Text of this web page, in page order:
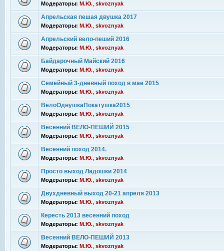
Модераторы: М.Ю. skvoznyak
Апрельская пешая двушка 2017
Модераторы: М.Ю. skvoznyak
Апрельский вело-пеший 2016
Модераторы: М.Ю. skvoznyak
Байдарочный Майский 2016
Модераторы: М.Ю. skvoznyak
Семейный 3-дневный поход в мае 2015
Модераторы: М.Ю. skvoznyak
ВелоОднушкаПокатушка2015
Модераторы: М.Ю. skvoznyak
Весенний ВЕЛО-ПЕШИЙ 2015
Модераторы: М.Ю. skvoznyak
Весенний поход 2014.
Модераторы: М.Ю. skvoznyak
Просто выход Ладошки 2014
Модераторы: М.Ю. skvoznyak
Двухдневный выход 20-21 апреля 2013
Модераторы: М.Ю. skvoznyak
Кересть 2013 весенний поход
Модераторы: М.Ю. skvoznyak
Весенний ВЕЛО-ПЕШИЙ 2013
Модераторы: М.Ю. skvoznyak